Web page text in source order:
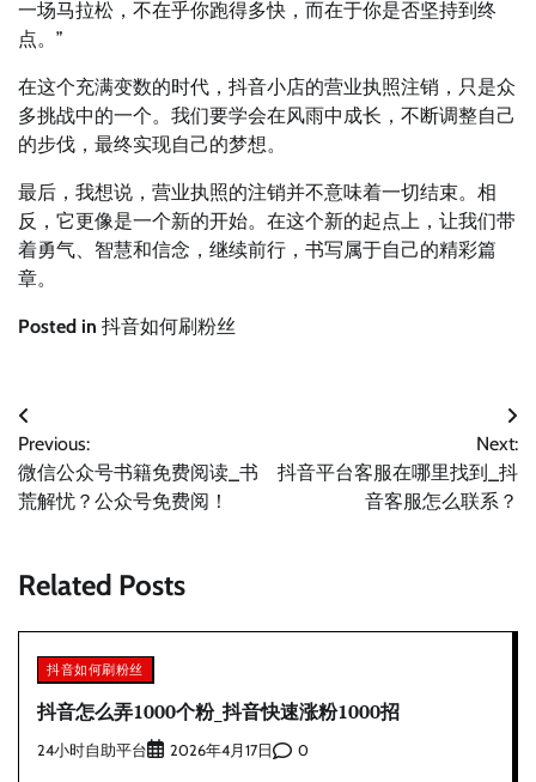
一场马拉松，不在乎你跑得多快，而在于你是否坚持到终
点。”
在这个充满变数的时代，抖音小店的营业执照注销，只是众
多挑战中的一个。我们要学会在风雨中成长，不断调整自己
的步伐，最终实现自己的梦想。
最后，我想说，营业执照的注销并不意味着一切结束。相
反，它更像是一个新的开始。在这个新的起点上，让我们带
着勇气、智慧和信念，继续前行，书写属于自己的精彩篇
章。
Posted in 抖音如何刷粉丝
文
章
导
Previous:
微信公众号书籍免费阅读_书
荒解忧？公众号免费阅！
Next:
抖音平台客服在哪里找到_抖
音客服怎么联系？
Related Posts
抖音如何刷粉丝
抖音怎么弄1000个粉_抖音快速涨粉1000招
24小时自助平台 2026年4月17日 0